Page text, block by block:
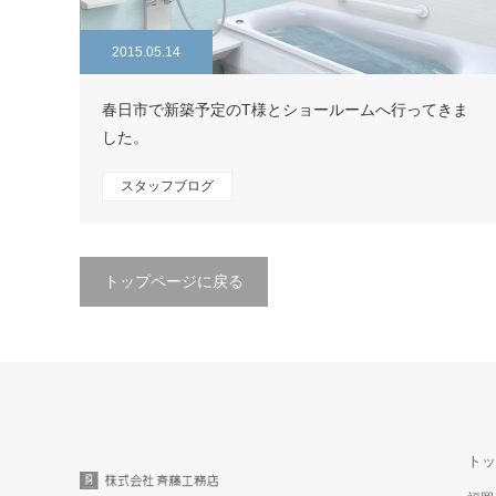
2015.05.14
春日市で新築予定のT様とショールームへ行ってきま
した。
スタッフブログ
トップページに戻る
ト